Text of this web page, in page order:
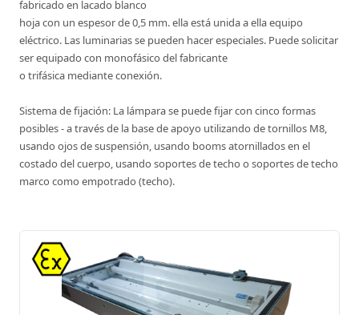
fabricado en lacado blanco
hoja con un espesor de 0,5 mm. ella está unida a ella equipo
eléctrico. Las luminarias se pueden hacer especiales. Puede solicitar
ser equipado con monofásico del fabricante
o trifásica mediante conexión.
Sistema de fijación: La lámpara se puede fijar con cinco formas
posibles - a través de la base de apoyo utilizando de tornillos M8,
usando ojos de suspensión, usando booms atornillados en el
costado del cuerpo, usando soportes de techo o soportes de techo
marco como empotrado (techo).